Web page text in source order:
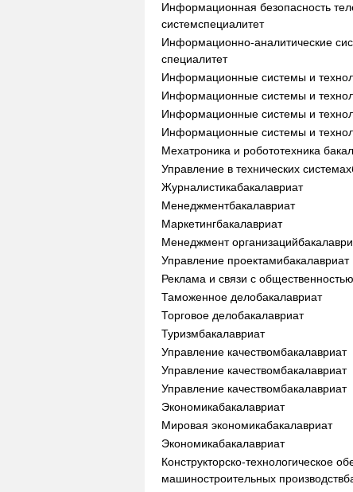
Информационная безопасность
системспециалитет
Информационно-аналитические
специалитет
Информационные системы и
Информационные системы и
Информационные системы и
Информационные системы и
Мехатроника и робототехника
Управление в технических системах
Журналистикабакалавриат
Менеджментбакалавриат
Маркетингбакалавриат
Менеджмент организаций
Управление проектамибакалавриат
Реклама и связи с
Таможенное делобакалавриат
Торговое делобакалавриат
Туризмбакалавриат
Управление качествомбакалавриат
Управление качествомбакалавриат
Управление качествомбакалавриат
Экономикабакалавриат
Мировая экономикабакалавриат
Экономикабакалавриат
Конструкторско-технологическое
машиностроительных производств